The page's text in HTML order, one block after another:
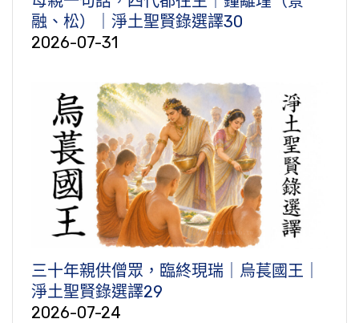
融、松）｜淨土聖賢錄選譯30
2026-07-31
三十年親供僧眾，臨終現瑞｜烏萇國王｜
淨土聖賢錄選譯29
2026-07-24